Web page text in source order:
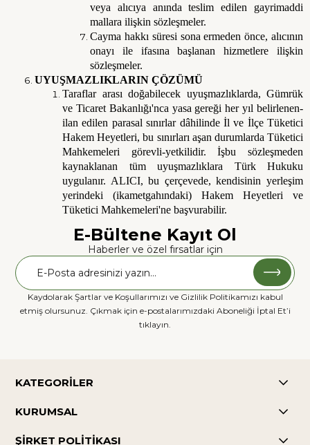
veya alıcıya anında teslim edilen gayrimaddi
mallara ilişkin sözleşmeler.
Cayma hakkı süresi sona ermeden önce, alıcının
onayı ile ifasına başlanan hizmetlere ilişkin
sözleşmeler.
UYUŞMAZLIKLARIN ÇÖZÜMÜ
Taraflar arası doğabilecek uyuşmazlıklarda, Gümrük
ve Ticaret Bakanlığı'nca yasa gereği her yıl belirlenen-
ilan edilen parasal sınırlar dâhilinde İl ve İlçe Tüketici
Hakem Heyetleri, bu sınırları aşan durumlarda Tüketici
Mahkemeleri görevli-yetkilidir. İşbu sözleşmeden
kaynaklanan tüm uyuşmazlıklara Türk Hukuku
uygulanır. ALICI, bu çerçevede, kendisinin yerleşim
yerindeki (ikametgahındaki) Hakem Heyetleri ve
Tüketici Mahkemeleri'ne başvurabilir.
E-Bültene Kayıt Ol
Haberler ve özel fırsatlar için
Kaydolarak Şartlar ve Koşullarımızı ve Gizlilik Politikamızı kabul
etmiş olursunuz. Çıkmak için e-postalarımızdaki Aboneliği İptal Et’i
tıklayın.
KATEGORİLER
KURUMSAL
ŞİRKET POLİTİKASI